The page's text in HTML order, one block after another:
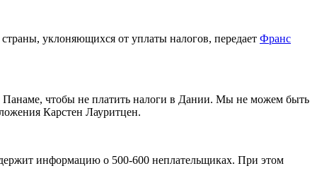
уклоняющихся от уплаты налогов, передает Франс
Панаме, чтобы не платить налоги в Дании. Мы не можем быть
Карстен Лауритцен.
информацию о 500-600 неплательщиках. При этом